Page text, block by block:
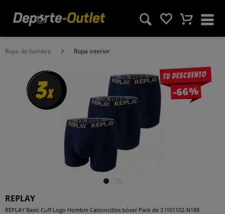
Ropa de hombre Ropa interior
Tu descuento
-66%
3x
REPLAY
REPLAY Basic Cuff Logo Hombre Calzoncillos bóxer Pack de 3 I101102-N188